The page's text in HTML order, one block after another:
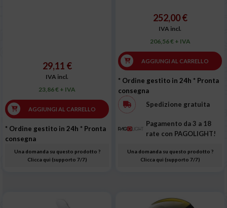
29,11 €
IVA incl.
23,86 € + IVA
AGGIUNGI AL CARRELLO
* Ordine gestito in 24h * Pronta
consegna
Una domanda su questo prodotto ?
Clicca qui (supporto 7/7)
252,00 €
IVA incl.
206,56 € + IVA
AGGIUNGI AL CARRELLO
* Ordine gestito in 24h * Pronta
consegna
Spedizione gratuita
Pagamento da 3 a 18
rate con PAGOLIGHT!
Una domanda su questo prodotto ?
Clicca qui (supporto 7/7)